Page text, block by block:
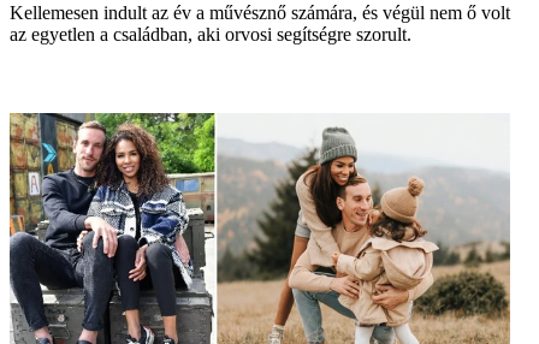
Kellemesen indult az év a művésznő számára, és végül nem ő volt
az egyetlen a családban, aki orvosi segítségre szorult.